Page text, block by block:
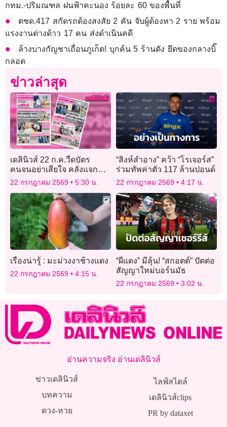
กทม.-ปริมณฑล ฝนฟ้าคะนอง ร้อยละ 60 ของพื้นที่
ตชด.417 สกัดรถต้องสงสัย 2 คัน จับผู้ต้องหา 2 ราย พร้อม
แรงงานต่างด้าว 17 คน ส่งดำเนินคดี
ล้างบางกัญชาเถื่อนภูเก็ต! บุกค้น 5 ร้านดัง ยึดของกลางบิ๊
กลอต
ข่าวล่าสุด
เดลินิวส์ 22 ก.ค.วืดบัตร
คนจนอย่าเสียใจ คลังแจก
ใหม่ ใส่ไทยช่วยไทย6ล้าน
22 กรกฎาคม 2569 5:30 น.
“สิงห์สำอาง” คว้า “โรเจอร์ส”
ร่วมทัพค่าตัว 117 ล้านปอนด์
22 กรกฎาคม 2569 4:17 น.
เรื่องน่ารู้ : มะม่วงงาช้างแดง
22 กรกฎาคม 2569 4:15 น.
“ผีแดง” มีลุ้น! “สกอตต์” ปัดต่อ
สัญญาใหม่บอร์นมัธ
22 กรกฎาคม 2569 3:02 น.
อ่านความจริง อ่านเดลินิวส์
ข่าวเดลินิวส์
บทความ
ดวง-หวย
ไลฟ์สไตล์
เดลินิวส์clips
PR by dataxet